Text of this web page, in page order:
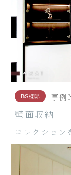
BS様邸 事
壁面収納
コレクション